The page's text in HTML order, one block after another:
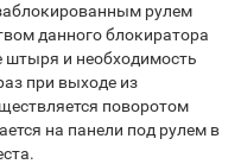
рулем
данного блокиратора
штыря и необходимость
при выходе из
поворотом
на панели под рулем в